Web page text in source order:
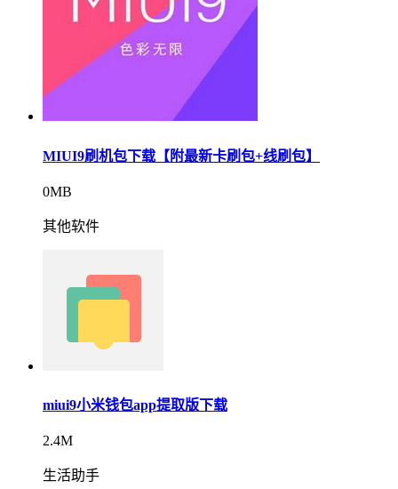
MIUI9刷机包下载【附最新卡刷包+线刷包】
0MB
其他软件
miui9小米钱包app提取版下载
2.4M
生活助手